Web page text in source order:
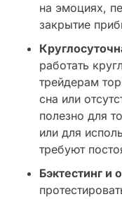
на эмоциях,
закрытие
работать
трейдерам
сна или
полезно для
или для
требуют
Бэктестинг и